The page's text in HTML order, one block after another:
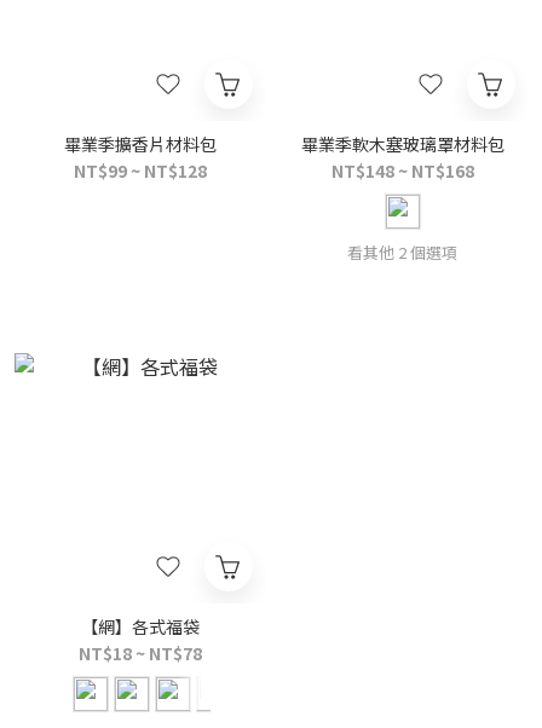
畢業季擴香片材料包
NT$99 ~ NT$128
畢業季軟木塞玻璃罩材料包
NT$148 ~ NT$168
看其他 2 個選項
【網】各式福袋
NT$18 ~ NT$78